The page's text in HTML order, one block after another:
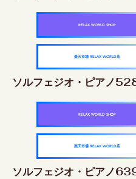
RELAX WORLD SHOP
楽天市場 RELAX WORLD店
ソルフェジオ・ピアノ
RELAX WORLD SHOP
楽天市場 RELAX WORLD店
ソルフェジオ・ピアノ